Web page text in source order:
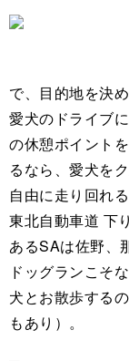
で、目的地を決
愛犬のドライブ
の休憩ポイント
るなら、愛犬を
自由に走り回れ
東北自動車道 下
あるSAは佐野、
ドッグランこそ
犬とお散歩する
もあり）。